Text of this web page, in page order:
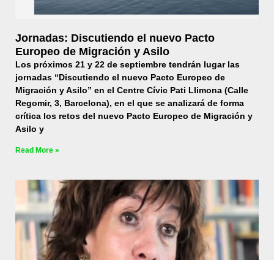
Jornadas: Discutiendo el nuevo Pacto
Europeo de Migración y Asilo
Los próximos 21 y 22 de septiembre tendrán lugar las
jornadas “Discutiendo el nuevo Pacto Europeo de
Migración y Asilo” en el Centre Cívic Pati Llimona (Calle
Regomir, 3, Barcelona), en el que se analizará de forma
crítica los retos del nuevo Pacto Europeo de Migración y
Asilo y
Read More »